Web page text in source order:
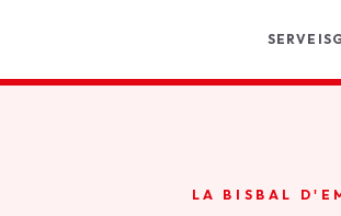
SERVEIS
LA BISBAL